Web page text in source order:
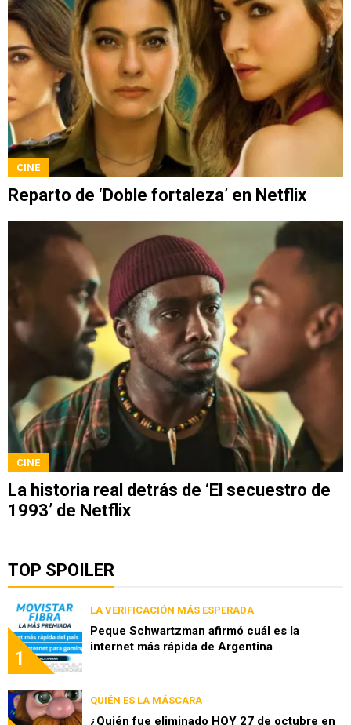
CINE
Reparto de ‘Doble fortaleza’ en Netflix
CINE
La historia real detrás de ‘El secuestro de
1993’ de Netflix
TOP SPOILER
1
LA VERIFICACIÓN MÁS ESPERADA
Peque Schwartzman afirmó cuál es la
internet más rápida de Argentina
QUIÉN ES LA MÁSCARA
¿Quién fue eliminado HOY 27 de octubre en